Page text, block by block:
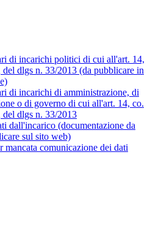
di incarichi politici di cui all'art. 14,
del dlgs n. 33/2013 (da pubblicare in
di incarichi di amministrazione, di
o di governo di cui all'art. 14, co.
del dlgs n. 33/2013
dall'incarico (documentazione da
sul sito web)
mancata comunicazione dei dati